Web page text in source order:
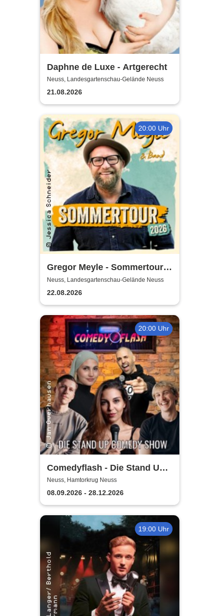
Daphne de Luxe - Artgerecht
Neuss, Landesgartenschau-Gelände Neuss
21.08.2026
20:00 Uhr
Gregor Meyle - Sommertour
2026
Neuss, Landesgartenschau-Gelände Neuss
22.08.2026
20:00 Uhr
Comedyflash - Die Stand Up
Comedy Show in Neuss
Neuss, Hamtorkrug Neuss
08.09.2026 - 28.12.2026
19:00 Uhr